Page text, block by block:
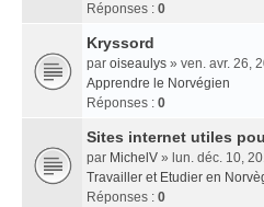
Réponses : 0
Kryssord
par oiseaulys » ven. avr. 26,
Apprendre le Norvégien
Réponses : 0
Sites internet utiles
par MichelV » lun. déc. 10,
Travailler et Etudier en
Réponses : 0